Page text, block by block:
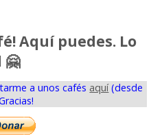
Aquí puedes. Lo
a unos cafés aquí(desde